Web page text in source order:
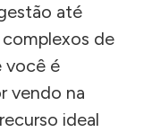
até
de
você é
vendo na
ideal